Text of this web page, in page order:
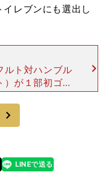
レブンにも選出し
ルト対ハンブル
が１部初ゴー
献した（結果は
ドリブルでペ
LINEで送る